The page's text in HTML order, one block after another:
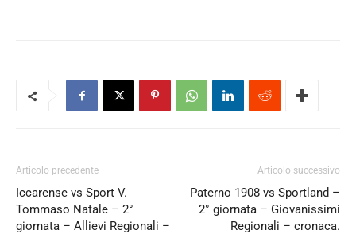
Articolo precedente
Iccarense vs Sport V.
Tommaso Natale – 2°
giornata – Allievi Regionali –
Articolo successivo
Paterno 1908 vs Sportland –
2° giornata – Giovanissimi
Regionali – cronaca.